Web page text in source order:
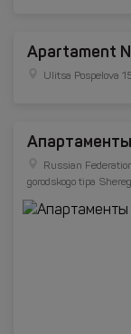
Apartament
Ulitsa Pospelova
Russian
gorodskogo tipa